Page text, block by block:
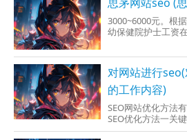
3000~6000元。根
幼保健院护士工资
对网站进行
的工作内容)
SEO网站优化方法
SEO优化方法一关
键词的布局影响着